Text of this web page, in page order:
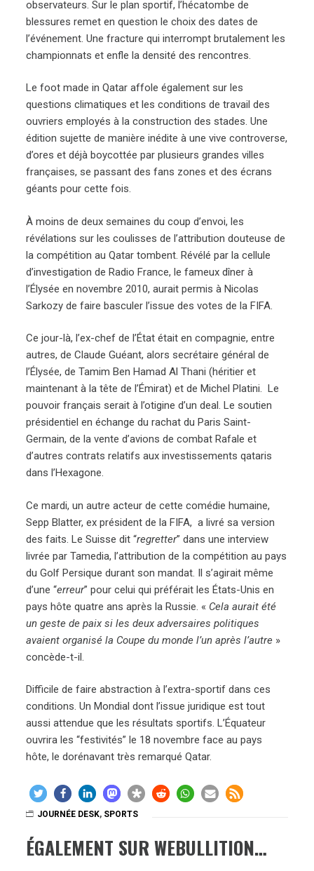
observateurs. Sur le plan sportif, l’hécatombe de
blessures remet en question le choix des dates de
l’événement. Une fracture qui interrompt brutalement les
championnats et enfle la densité des rencontres.
Le foot made in Qatar affole également sur les
questions climatiques et les conditions de travail des
ouvriers employés à la construction des stades. Une
édition sujette de manière inédite à une vive controverse,
d’ores et déjà boycottée par plusieurs grandes villes
françaises, se passant des fans zones et des écrans
géants pour cette fois.
À moins de deux semaines du coup d’envoi, les
révélations sur les coulisses de l’attribution douteuse de
la compétition au Qatar tombent. Révélé par la cellule
d’investigation de Radio France, le fameux dîner à
l’Élysée en novembre 2010, aurait permis à Nicolas
Sarkozy de faire basculer l’issue des votes de la FIFA.
Ce jour-là, l’ex-chef de l’État était en compagnie, entre
autres, de Claude Guéant, alors secrétaire général de
l’Élysée, de Tamim Ben Hamad Al Thani (héritier et
maintenant à la tête de l’Émirat) et de Michel Platini. Le
pouvoir français serait à l’otigine d’un deal. Le soutien
présidentiel en échange du rachat du Paris Saint-
Germain, de la vente d’avions de combat Rafale et
d’autres contrats relatifs aux investissements qataris
dans l’Hexagone.
Ce mardi, un autre acteur de cette comédie humaine,
Sepp Blatter, ex président de la FIFA, a livré sa version
des faits. Le Suisse dit “regretter” dans une interview
livrée par Tamedia, l’attribution de la compétition au pays
du Golf Persique durant son mandat. Il s’agirait même
d’une “erreur” pour celui qui préférait les États-Unis en
pays hôte quatre ans après la Russie. « Cela aurait été
un geste de paix si les deux adversaires politiques
avaient organisé la Coupe du monde l’un après l’autre »
concède-t-il.
Difficile de faire abstraction à l’extra-sportif dans ces
conditions. Un Mondial dont l’issue juridique est tout
aussi attendue que les résultats sportifs. L’Équateur
ouvrira les “festivités” le 18 novembre face au pays
hôte, le dorénavant très remarqué Qatar.
JOURNÉE DESK, SPORTS
ÉGALEMENT SUR WEBULLITION…